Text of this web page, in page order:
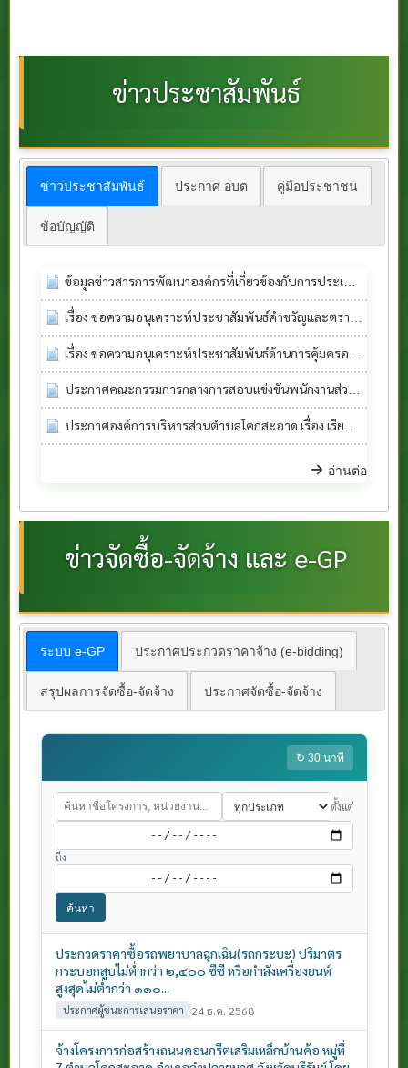
ข่าวประชาสัมพันธ์
ข่าวประชาสัมพันธ์ ประกาศ อบต คู่มือประชาชน
ข้อบัญญัติ
ข้อมูลข่าวสารการพัฒนาองค์กรที่เกี่ยวข้องกับการประเมิน ITA ประจำปีงบประมาณ พ.ศ. 2569
เรื่อง ขอความอนุเคราะห์ประชาสัมพันธ์คำขวัญและตราสัญลักษณ์รณรงค์วันงบสูบบหรี่โลก ประจำปี 2569
เรื่อง ขอความอนุเคราะห์ประชาสัมพันธ์ด้านการคุ้มครองผู้บรืโภค
ประกาศคณะกรรมการกลางการสอบแข่งขันพนักงานส่วนท้องถิ่น เรื่อง การขึ้นบัญชีและยกเลิกบัญชีผู้สอบแข่งขันได้ ในการสอบแข่งขันเพื่อบรรจุบุคคลเป็นข้าราชการหรือพนักงานส่วนท้องถิ่น พ.ศ.2568 เฉพาะศูนย์สอบภาคใต้ เขต 1 และเขต 2
ประกาศองค์การบริหารส่วนตำบลโคกสะอาด เรื่อง เรียกประชุมสภาองค์การบริหารส่วนตำบลโคกสะอาด สมัยสามัญ สมัยที่ 2 ประจำปี พ.ศ.2569
อ่านต่อ
ข่าวจัดซื้อ-จัดจ้าง และ e-GP
ระบบ e-GP ประกาศประกวดราคาจ้าง (e-bidding)
สรุปผลการจัดซื้อ-จัดจ้าง ประกาศจัดซื้อ-จัดจ้าง